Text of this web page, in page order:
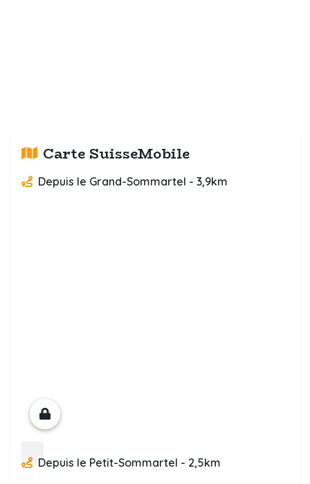
Carte SuisseMobile
Depuis le Grand-Sommartel - 3,9km
Depuis le Petit-Sommartel - 2,5km